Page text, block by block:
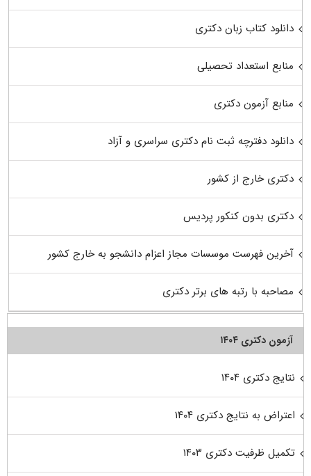
دانلود کتاب زبان دکتری
منابع استعداد تحصیلی
منابع آزمون دکتری
دانلود دفترچه ثبت نام دکتری سراسری و آزاد
دکتری خارج از کشور
دکتری بدون کنکور پردیس
آخرین فهرست موسسات مجاز اعزام دانشجو به خارج کشور
مصاحبه با رتبه های برتر دکتری
آزمون دکتری ۱۴۰۴
نتایج دکتری ۱۴۰۴
اعتراض به نتایج دکتری ۱۴۰۴
تکمیل ظرفیت دکتری ۱۴۰۳